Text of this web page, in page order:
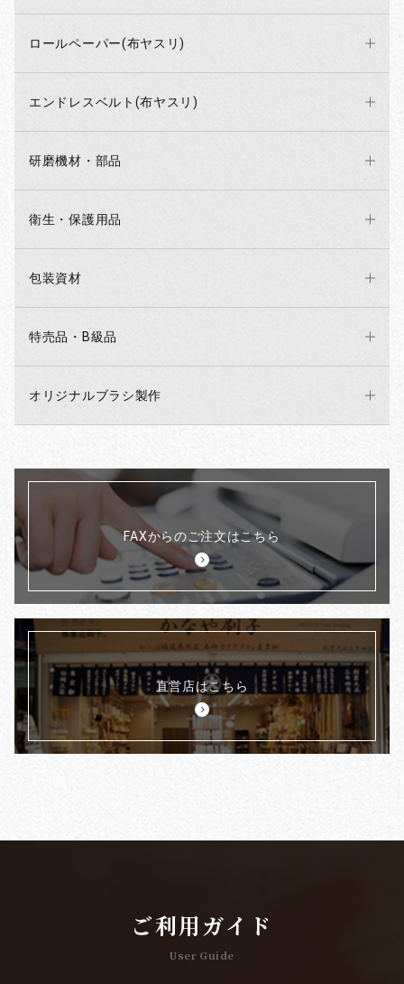
ロールペーパー(布ヤスリ)
エンドレスベルト(布ヤスリ)
研磨機材・部品
衛生・保護用品
包装資材
特売品・B級品
オリジナルブラシ製作
FAXからのご注文はこちら
直営店はこちら
ご利用ガイド
User Guide